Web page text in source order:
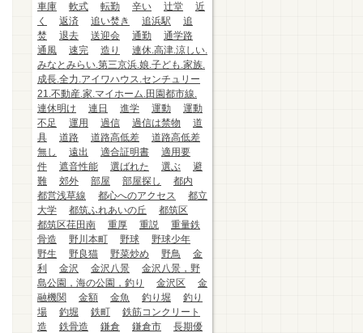
車庫
軟式 転勤 辛い 辻堂
近
く
返済 追い焚き 追浜駅
追
焚
退去 送迎会 通勤
通学路
通風
速完 造り
連休.高津.涼しい.
みなとみらい.第三京浜.娘.子ども.家族.
成長.全力.アイワハウス.センチュリー
21.不動産.家.マイホーム.田園都市線.
連休明け
連日 進学 運動
運動
不足
運用 過信 過信は禁物
道
具
道路 道路高低差
道路高低差
無し
遠出 適合証明書
適用要
件
遮音性能 選ばれた 選ぶ
避
難
郊外 部屋 部屋探し
都内
都営浅草線
都心へのアクセス
都立
大学
都筑ふれあいの丘
都筑区
都筑区荏田南
重厚 重説
重量鉄
骨造
野川本町 野球
野球少年
野生
野良猫 野菜炒め 野鳥
金
利
金沢 金沢八景
金沢八景，野
島公園，海の公園，釣り
金沢区
金
融機関
金額 金魚 釣り堀
釣り
場
釣堀 鉄町
鉄筋コンクリート
造
鉄骨造 鎌倉 鎌倉市
長期優